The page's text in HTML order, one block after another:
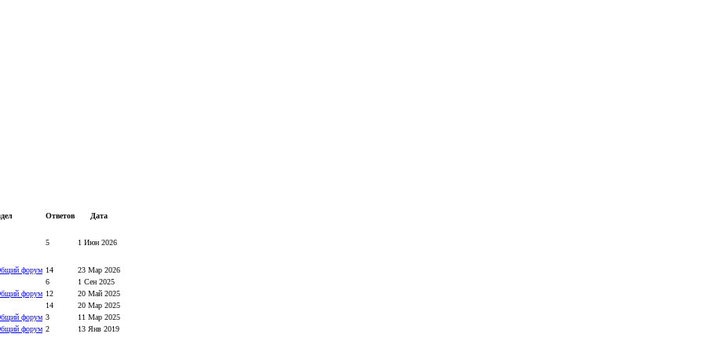
Ответов Дата
5 1 Июн 2026
форум 14
23 Мар 2026
6
1 Сен 2025
форум 12
20 Май 2025
14
20 Мар 2025
форум 3
11 Мар 2025
форум 2 13 Янв 2019